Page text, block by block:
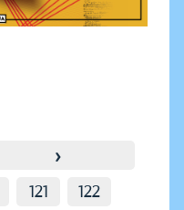
121
122
›